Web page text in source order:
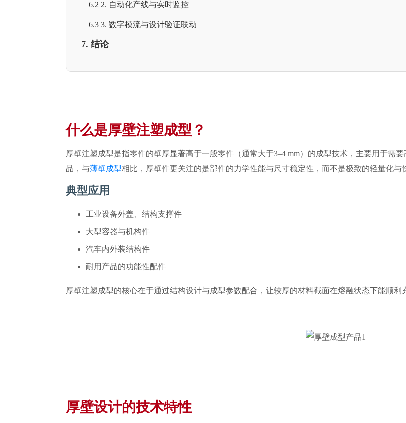
6.2 2. 自动化产线与实时监控
6.3 3. 数字模流与设计验证联动
7. 结论
什么是厚壁注塑成型？
厚壁注塑成型是指零件的壁厚显著高于一般零件（通常大于3–4 mm）的成型技术，主要用于需
品，与薄壁成型相比，厚壁件更关注的是部件的力学性能与尺寸稳定性，而不是极致的轻量化与
典型应用
工业设备外盖、结构支撑件
大型容器与机构件
汽车内外装结构件
耐用产品的功能性配件
厚壁注塑成型的核心在于通过结构设计与成型参数配合，让较厚的材料截面在熔融状态下能顺利
厚壁设计的技术特性